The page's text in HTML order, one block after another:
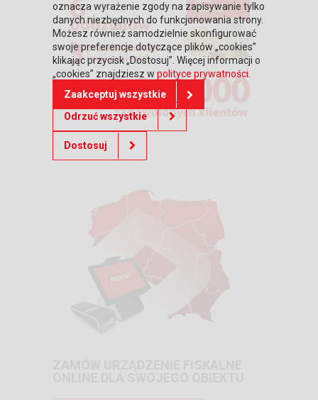
oznacza wyrażenie zgody na zapisywanie tylko
danych niezbędnych do funkcjonowania strony.
Możesz również samodzielnie skonfigurować
swoje preferencje dotyczące plików „cookies”
klikając przycisk „Dostosuj”. Więcej informacji o
„cookies” znajdziesz w polityce prywatności.
Zaakceptuj wszystkie
Odrzuć wszystkie
Dostosuj